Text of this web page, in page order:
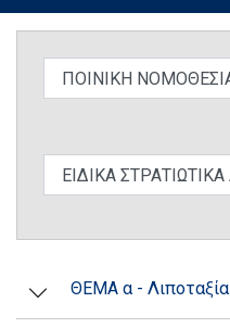
ΘΕΜΑ α - Λιποταξία